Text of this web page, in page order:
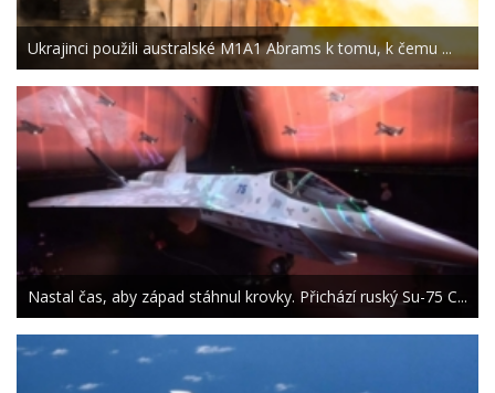
Ukrajinci použili australské M1A1 Abrams k tomu, k čemu ...
Nastal čas, aby západ stáhnul krovky. Přichází ruský Su-75 C...